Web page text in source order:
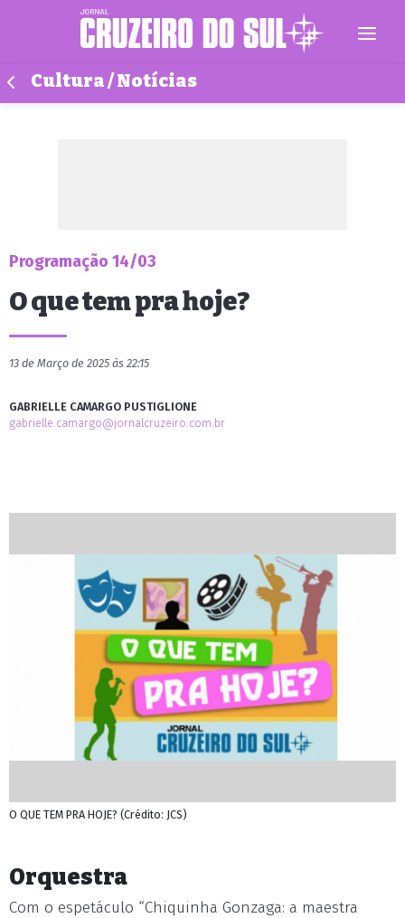
Cultura / Notícias
Programação 14/03
O que tem pra hoje?
13 de Março de 2025 às 22:15
GABRIELLE CAMARGO PUSTIGLIONE
gabrielle.camargo@jornalcruzeiro.com.br
O QUE TEM PRA HOJE? (Crédito: JCS)
Orquestra
Com o espetáculo “Chiquinha Gonzaga: a maestra